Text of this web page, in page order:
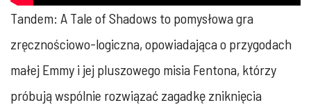
Tandem: A Tale of Shadows to pomysłowa gra
zręcznościowo-logiczna, opowiadająca o przygodach
małej Emmy i jej pluszowego misia Fentona, którzy
próbują wspólnie rozwiązać zagadkę zniknięcia